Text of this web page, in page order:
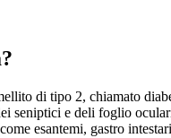
di tipo 2, chiamato
seniptici e deli foglio
esantemi, gastro